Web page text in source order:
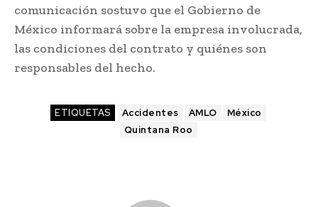
comunicación sostuvo que el Gobierno de
México informará sobre la empresa involucrada,
las condiciones del contrato y quiénes son
responsables del hecho.
ETIQUETAS Accidentes AMLO
México
Quintana Roo